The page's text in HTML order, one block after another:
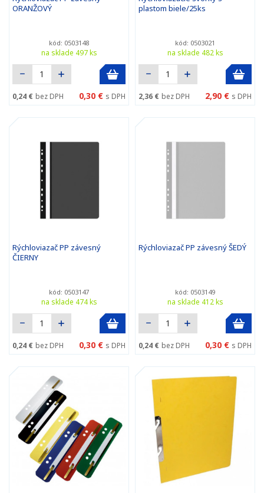
ORANŽOVÝ
kód: 0503148
na sklade 497 ks
0,24 € bez DPH 0,30 € s DPH
plastom biele/25ks
kód: 0503021
na sklade 482 ks
2,36 € bez DPH 2,90 € s DPH
Rýchloviazač PP závesný
ČIERNY
kód: 0503147
na sklade 474 ks
0,24 € bez DPH 0,30 € s DPH
Rýchloviazač PP závesný ŠEDÝ
kód: 0503149
na sklade 412 ks
0,24 € bez DPH 0,30 € s DPH